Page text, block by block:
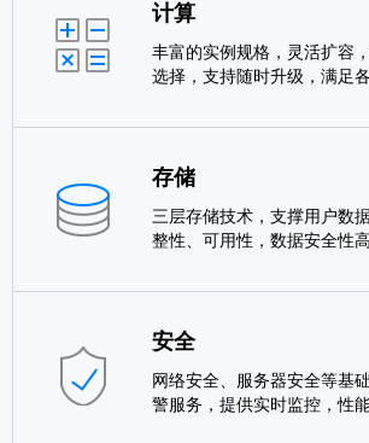
计算
丰富的实例规格，灵活扩容
选择，支持随时升级，满足
存储
三层存储技术，支撑用户数
整性、可用性，数据安全性高
安全
网络安全、服务器安全等基
警服务，提供实时监控，性